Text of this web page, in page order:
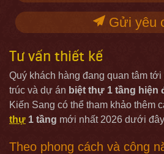
Gửi yêu
Tư vấn thiết kế
Quý khách hàng đang quan tâm
trúc và dự án biệt thự 1 tầng hiện
Kiến Sang có thể tham khảo thêm
thự 1 tầng mới nhất 2026 dưới
Theo phong cách và công